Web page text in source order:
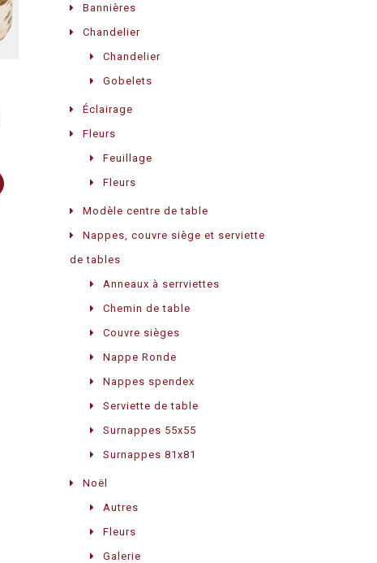
Bannières
Chandelier
Chandelier
Gobelets
Éclairage
Fleurs
Feuillage
Fleurs
Modèle centre de table
Nappes, couvre siège et serviette
de tables
Anneaux à serrviettes
Chemin de table
Couvre sièges
Nappe Ronde
Nappes spendex
Serviette de table
Surnappes 55x55
Surnappes 81x81
Noël
Autres
Fleurs
Galerie